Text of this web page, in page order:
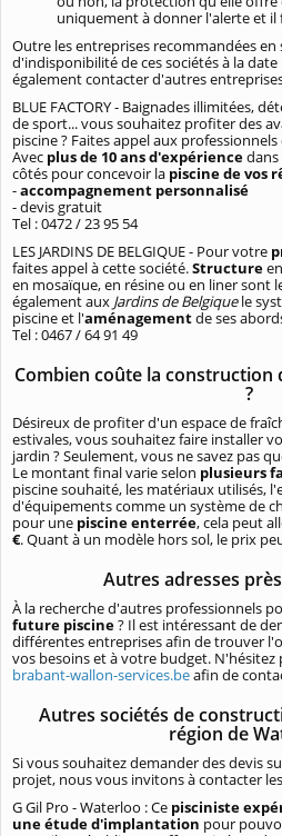
uniquement à donner l'alerte et il
Outre les entreprises recommandées en
d'indisponibilité de ces sociétés à la
également contacter d'autres
BLUE FACTORY - Baignades illimitées,
de sport... vous souhaitez profiter des
piscine ? Faites appel aux
Avec plus de 10 ans d'expériencedans
côtés pour concevoir la piscine de vos
-accompagnement personnalisé
- devis gratuit
Tel : 0472 / 23 95 54
LES JARDINS DE BELGIQUE - Pour votre
faites appel à cette société.Structure
en mosaïque, en résine ou en liner sont
également aux Jardins de Belgiquele
piscine et l'aménagementde ses
Tel : 0467 / 64 91 49
Combien coûte la construction
?
Désireux de profiter d'un espace de
estivales, vous souhaitez faire installer
jardin ? Seulement, vous ne savez pas
Le montant final varie selon plusieurs
piscine souhaité, les matériaux utilisés,
d'équipements comme un système de
pour une piscine enterrée, cela peut
€. Quant à un modèle hors sol, le prix
Autres adresses
À la recherche d'autres professionnels
future piscine? Il est intéressant de
différentes entreprises afin de trouver
vos besoins et à votre budget.
brabant-wallon-services.beafin de
Autres sociétés de
région de
Si vous souhaitez demander des devis
projet, nous vous invitons à contacter
G Gil Pro - Waterloo : Ce pisciniste
une étude d'implantation pour